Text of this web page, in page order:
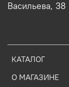
КАТАЛОГ
О МАГАЗИНЕ
Васильева, 38